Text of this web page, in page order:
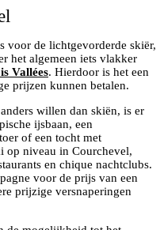
voor de lichtgevorderde skiër,
het algemeen iets vlakker
Vallées. Hierdoor is het een
prijzen kunnen betalen.
willen dan skiën, is er
ijsbaan, een
of een tocht met
op niveau in Courchevel,
en chique nachtclubs.
voor de prijs van een
prijzige versnaperingen